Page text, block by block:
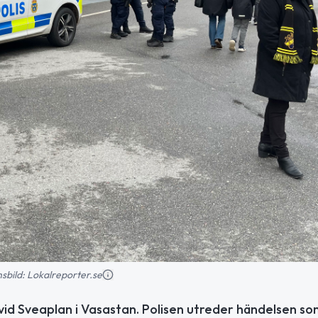
Lokalreporter.se
Sveaplan i Vasastan. Polisen utreder händelsen